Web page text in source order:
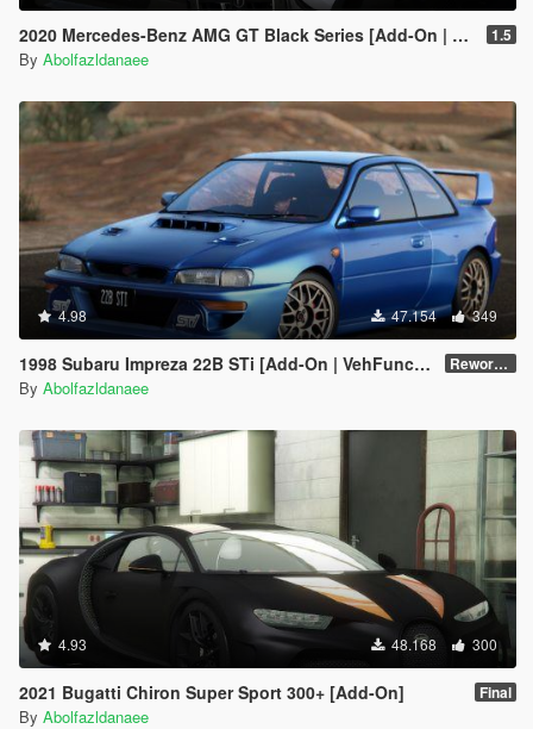
2020 Mercedes-Benz AMG GT Black Series [Add-On | Template] 1.5
By Abolfazldanaee
4.98 47.154 349
1998 Subaru Impreza 22B STi [Add-On | VehFuncs V | Tuning | Template] Reworked 1.0
By Abolfazldanaee
4.93 48.168 300
2021 Bugatti Chiron Super Sport 300+ [Add-On] Final
By Abolfazldanaee